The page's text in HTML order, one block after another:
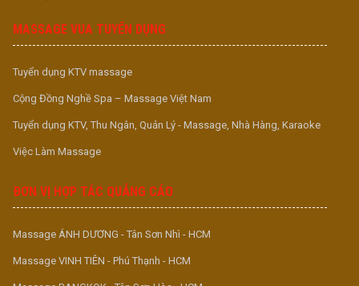
MASSAGE VUA TUYỂN DỤNG
Tuyển dụng KTV massage
Cộng Đồng Nghề Spa – Massage Việt Nam
Tuyển dụng KTV, Thu Ngân, Quản Lý - Massage, Nhà Hàng, Karaoke
Việc Làm Massage
ĐƠN VỊ HỢP TÁC QUẢNG CÁO
Massage ÁNH DƯƠNG - Tân Sơn Nhì - HCM
Massage VINH TIÊN - Phú Thạnh - HCM